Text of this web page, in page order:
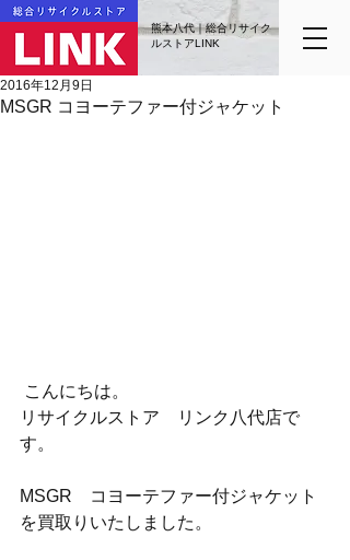
熊本八代｜総合リサイク
ルストアLINK
MSGR コヨーテファー付ジャケット
2016年12月9日
こんにちは。
リサイクルストア　リンク八代店で
す。
MSGR　コヨーテファー付ジャケット
を買取りいたしました。